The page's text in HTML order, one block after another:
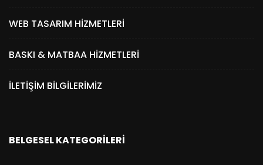
WEB TASARIM HIZMETLERI
BASKI & MATBAA HIZMETLERI
İLETIŞIM BILGILERIMIZ
BELGESEL KATEGORILERI